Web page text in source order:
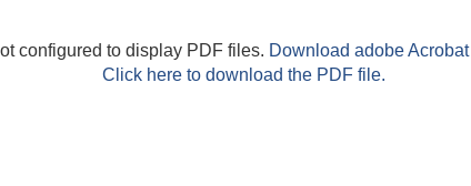
configured to display PDF files. Download adobe Acrobat
Click here to download the PDF file.